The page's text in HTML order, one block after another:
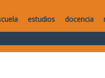
estudios docencia